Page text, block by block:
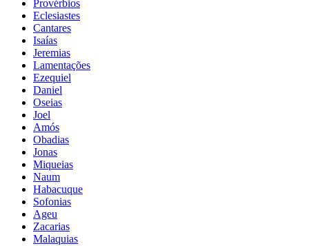
Provérbios
Eclesiastes
Cantares
Isaías
Jeremias
Lamentações
Ezequiel
Daniel
Oseias
Joel
Amós
Obadias
Jonas
Miqueias
Naum
Habacuque
Sofonias
Ageu
Zacarias
Malaquias